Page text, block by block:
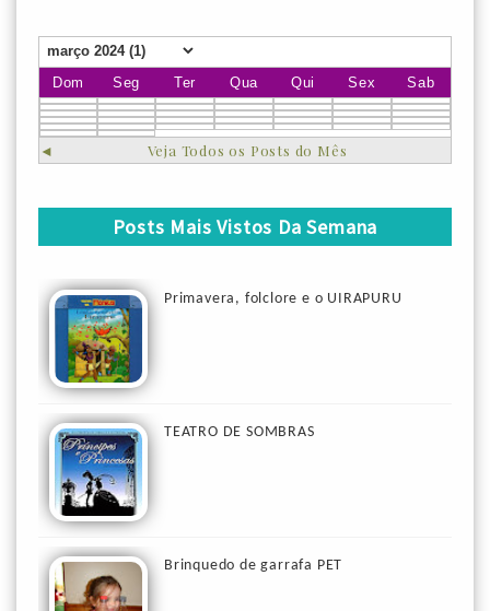
Dom Seg Ter Qua Qui Sex Sab
◄ Veja Todos os Posts do Mês
Posts Mais Vistos Da Semana
Primavera, folclore e o UIRAPURU
TEATRO DE SOMBRAS
Brinquedo de garrafa PET